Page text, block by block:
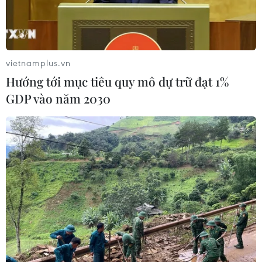
05/06/2026 04:14
Bắt tạm giam Hiệu trưởng
trường tiểu học ở Quảng Trị
để điều tra hành vi nhận hối
lộ
Công an Tỉnh Quảng Trị đã thực hiện lệnh bắt tạm giam đối với
ông Nguyễn Văn Đông, Hiệu trưởng Trường Tiểu học số 2
Quảng Phúc, để phục vụ công tác điều tra về hành vi "Nhận hối
lộ".
Theo dõi VietnamPlus
vietnamplus.vn
Hướng tới mục tiêu quy mô dự trữ đạt 1%
GDP vào năm 2030